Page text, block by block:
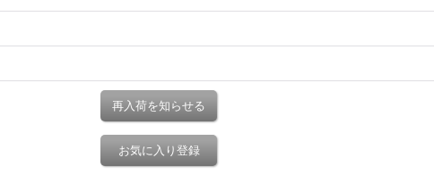
再入荷を知らせる
お気に入り登録